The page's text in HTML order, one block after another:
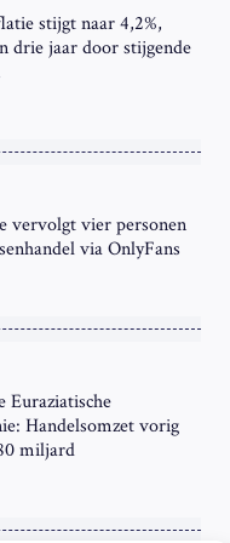
stijgt naar 4,2%,
drie jaar door stijgende
vervolgt vier personen
via OnlyFans
Euraziatische
Handelsomzet vorig
miljard